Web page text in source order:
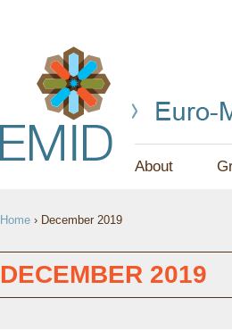
About
U
A
Home › December 2019
DECEMBER 2019